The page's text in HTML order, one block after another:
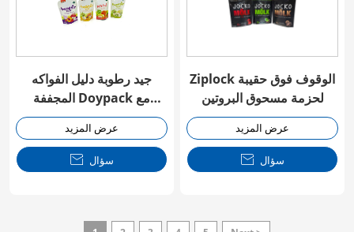
جيد رطوبة دليل الفواكه
المجففة Doypack مع
السحاب
عرض المزيد
 سؤال
Ziplock الوقوف فوق حقيبة
لحزمة مسحوق البروتين
عرض المزيد
 سؤال